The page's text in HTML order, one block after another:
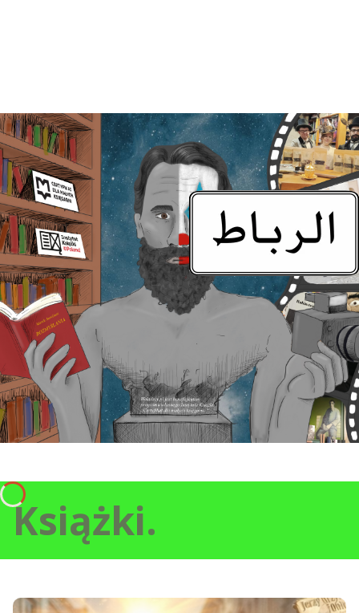
Książki.